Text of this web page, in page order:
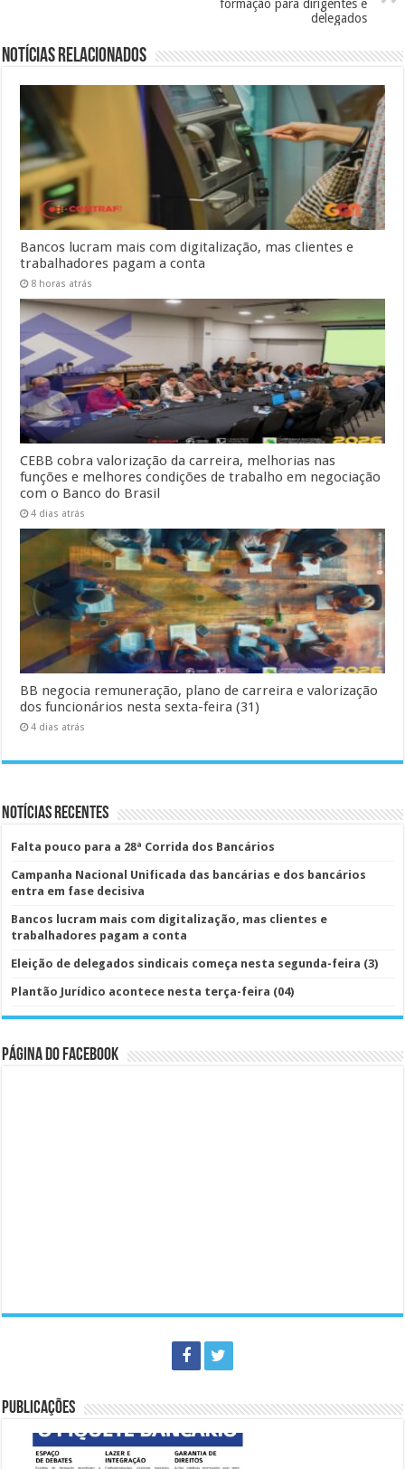
formação para dirigentes e
delegados
Notícias Relacionados
Bancos lucram mais com digitalização, mas clientes e
trabalhadores pagam a conta
8 horas atrás
CEBB cobra valorização da carreira, melhorias nas
funções e melhores condições de trabalho em negociação
com o Banco do Brasil
4 dias atrás
BB negocia remuneração, plano de carreira e valorização
dos funcionários nesta sexta-feira (31)
4 dias atrás
Notícias Recentes
Falta pouco para a 28ª Corrida dos Bancários
Campanha Nacional Unificada das bancárias e dos bancários
entra em fase decisiva
Bancos lucram mais com digitalização, mas clientes e
trabalhadores pagam a conta
Eleição de delegados sindicais começa nesta segunda-feira (3)
Plantão Jurídico acontece nesta terça-feira (04)
Página do Facebook
PUBLICAÇÕES